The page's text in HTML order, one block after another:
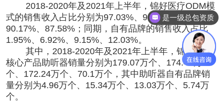
2018-2020年及2021年上半年，锦好医疗ODM模
式的销售收入占比分别为97.03%、92.47%、
90.17%、87.58%；同期，自有品牌的销售收入占比
1.95%、6.92%、9.15%、12.03%。
其中，2018-2020年及2021年上半年，锦好医疗
核心产品助听器销量分别为179.07万个、174.45万
个、172.24万个、70.1万个，其中助听器自有品牌销
量分别为4.96万个、15.34万个、13.03万个、5.74万
个。
是一级总包资质